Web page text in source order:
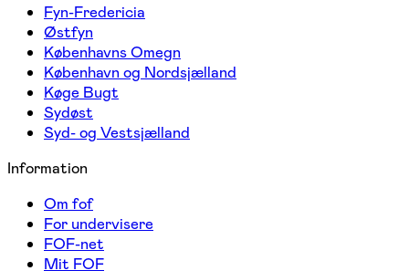
Fyn-Fredericia
Østfyn
Københavns Omegn
København og Nordsjælland
Køge Bugt
Sydøst
Syd- og Vestsjælland
Information
Om fof
For undervisere
FOF-net
Mit FOF